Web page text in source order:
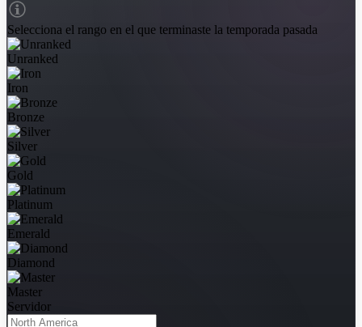
Selecciona el rango en el que terminaste la temporada pasada
Unranked
Iron
Bronze
Silver
Gold
Platinum
Emerald
Diamond
Master
Servidor